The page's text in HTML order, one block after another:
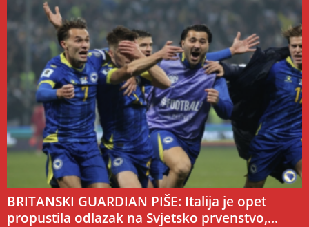
BRITANSKI GUARDIAN PIŠE: Italija je opet
propustila odlazak na Svjetsko prvenstvo,...